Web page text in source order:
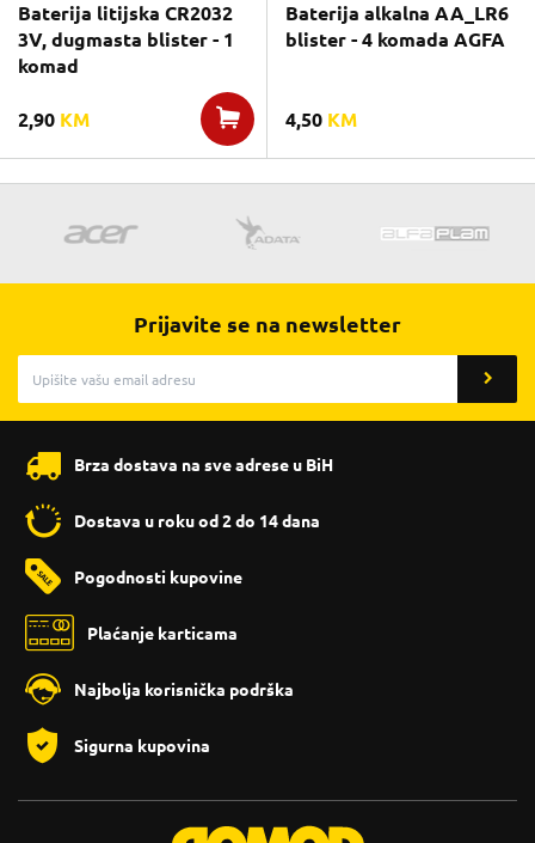
Baterija litijska CR2032
3V, dugmasta blister - 1
komad
2,90 KM
Baterija alkalna AA_LR6
blister - 4 komada AGFA
4,50 KM
Prijavite se na newsletter
Brza dostava na sve adrese u BiH
Dostava u roku od 2 do 14 dana
Pogodnosti kupovine
Plaćanje karticama
Najbolja korisnička podrška
Sigurna kupovina